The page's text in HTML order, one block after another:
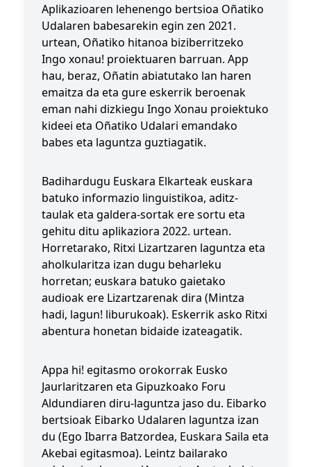
Aplikazioaren lehenengo bertsioa Oñatiko
Udalaren babesarekin egin zen 2021.
urtean, Oñatiko hitanoa biziberritzeko
Ingo xonau! proiektuaren barruan. App
hau, beraz, Oñatin abiatutako lan haren
emaitza da eta gure eskerrik beroenak
eman nahi dizkiegu Ingo Xonau proiektuko
kideei eta Oñatiko Udalari emandako
babes eta laguntza guztiagatik.
Badihardugu Euskara Elkarteak euskara
batuko informazio linguistikoa, aditz-
taulak eta galdera-sortak ere sortu eta
gehitu ditu aplikaziora 2022. urtean.
Horretarako, Ritxi Lizartzaren laguntza eta
aholkularitza izan dugu beharleku
horretan; euskara batuko gaietako
audioak ere Lizartzarenak dira (Mintza
hadi, lagun! liburukoak). Eskerrik asko Ritxi
abentura honetan bidaide izateagatik.
Appa hi! egitasmo orokorrak Eusko
Jaurlaritzaren eta Gipuzkoako Foru
Aldundiaren diru-laguntza jaso du. Eibarko
bertsioak Eibarko Udalaren laguntza izan
du (Ego Ibarra Batzordea, Euskara Saila eta
Akebai egitasmoa). Leintz bailarako